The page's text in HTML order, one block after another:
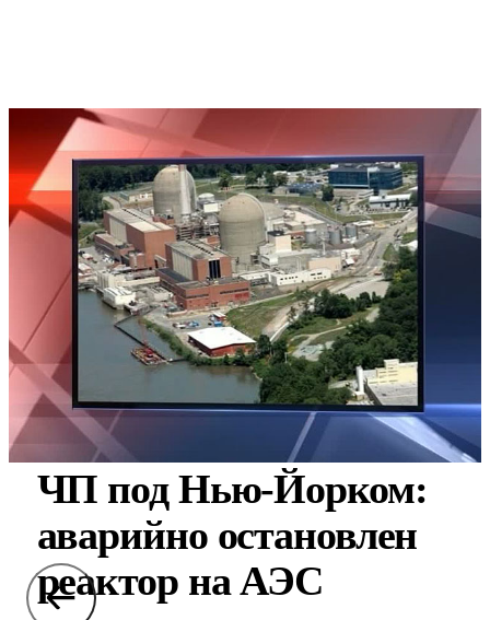
ЧП под Нью-Йорком:
аварийно остановлен
реактор на АЭС